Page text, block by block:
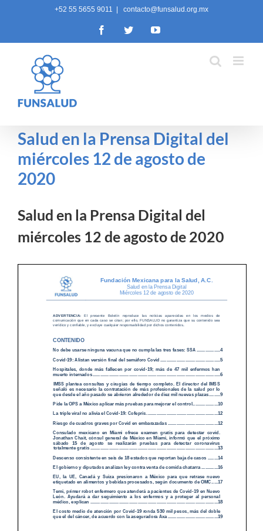
+52 55 5655 9011 contacto@funsalud.org.mx
FacebookTwitterYouTube
Salud en la Prensa Digital del
miércoles 12 de agosto de
2020
Salud en la Prensa Digital del
miércoles 12 de agosto de 2020